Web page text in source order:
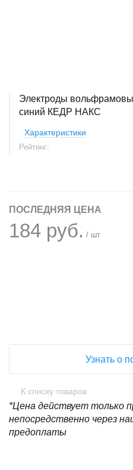
Электроды
синий КЕДР НАКС
Характеристики
Рейтинг:
ПОСЛЕДНЯЯ ЦЕНА
184 руб. / шт
Узнать о
К списку товаров
*Цена действует только
непосредственно через
предоплаты